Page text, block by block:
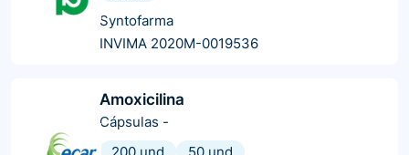
Syntofarma
INVIMA 2020M-0019536
Amoxicilina
Cápsulas -
200 und
50 und